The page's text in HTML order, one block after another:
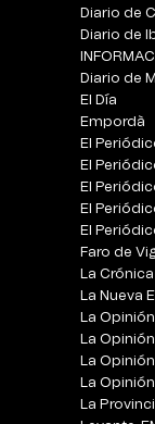
Diario de
Diario de
Diario de
El Día
Empordà
El
El
El
El
El
Faro de
La
La Nueva
La
La
La
La
La